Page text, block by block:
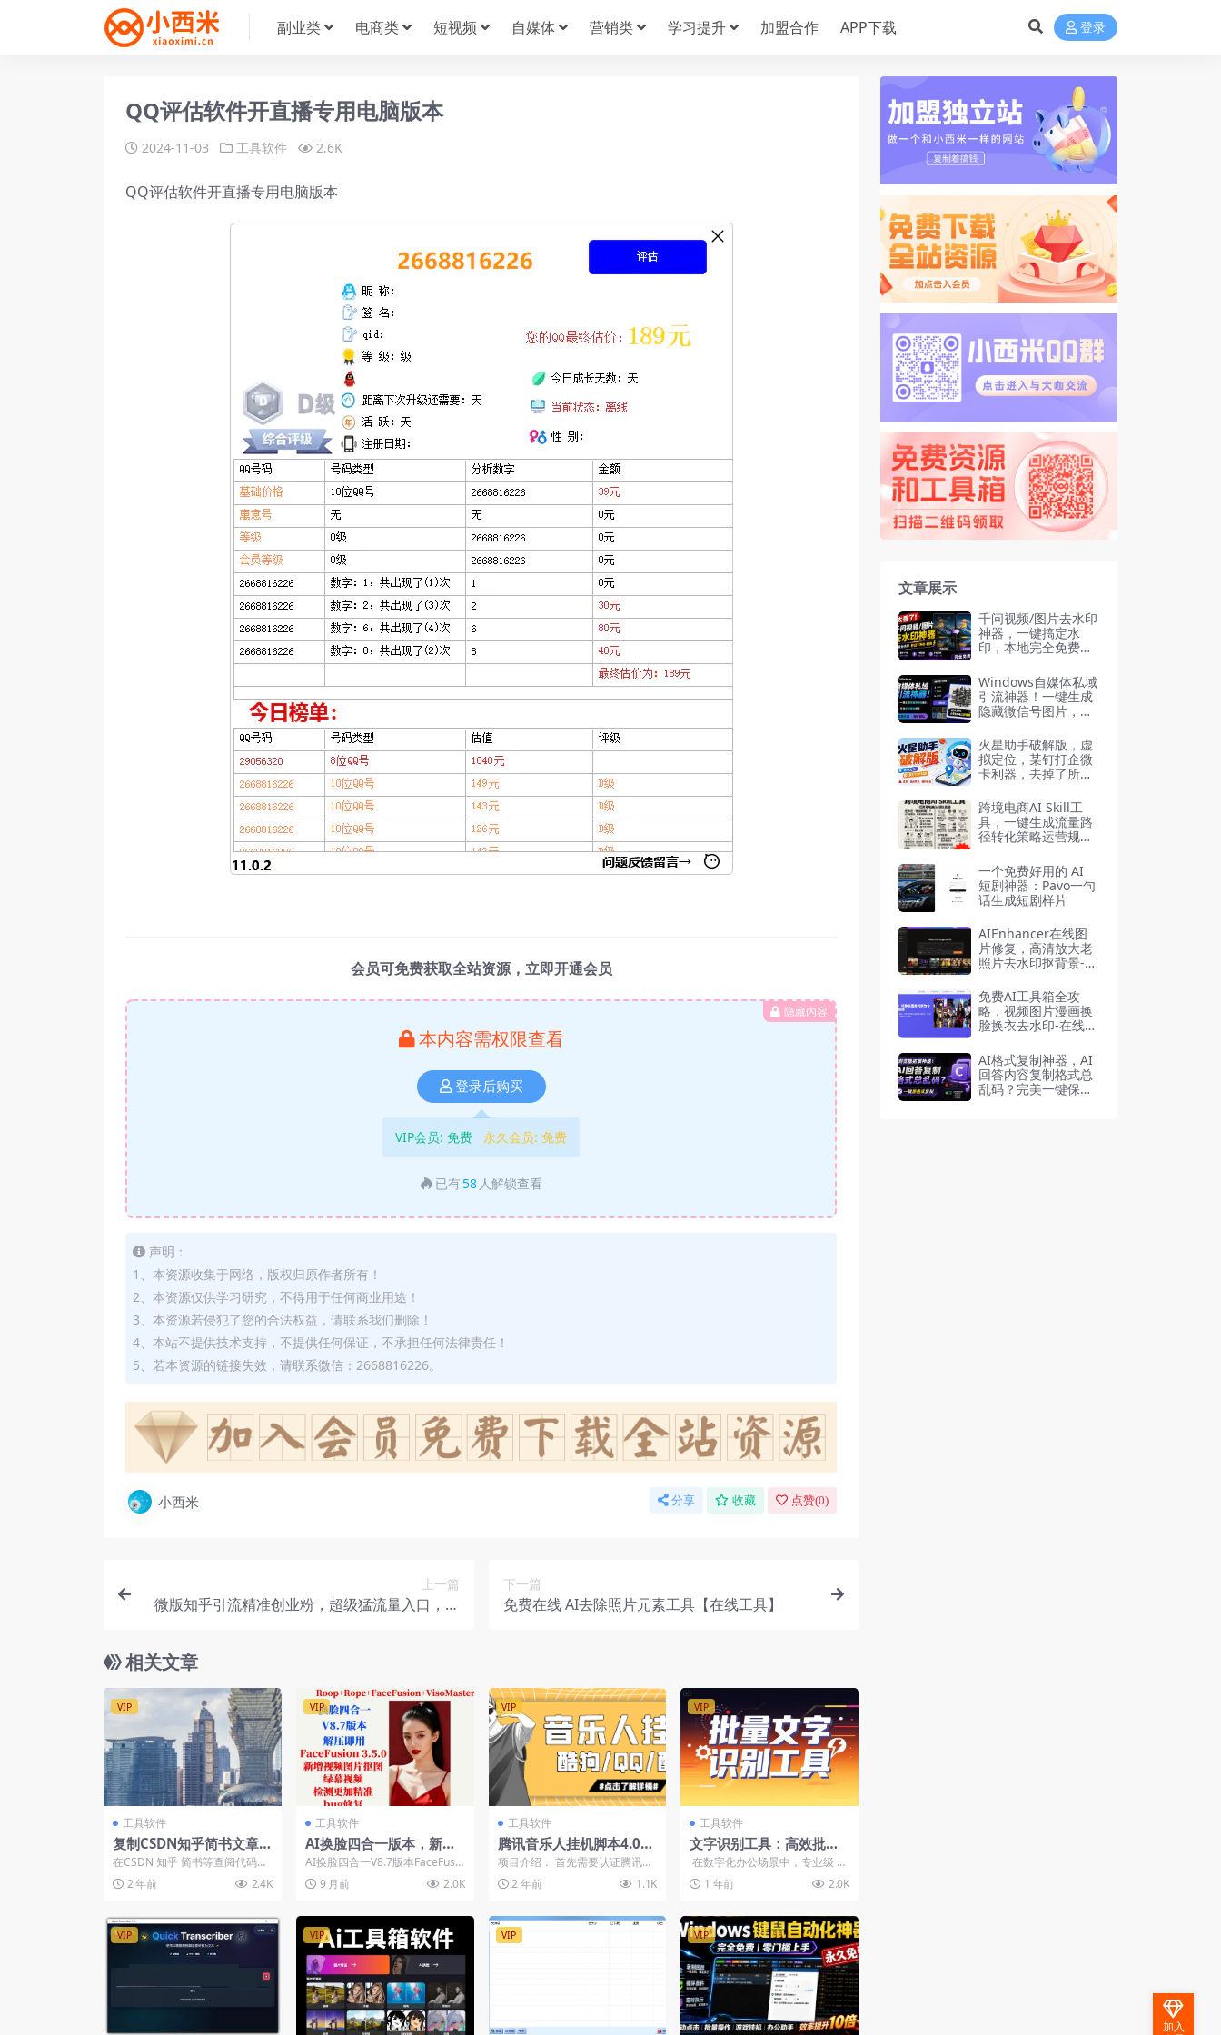
副业类 电商类 短视频 自媒体 营销类 学习提升 加盟合作 APP下载 登录
QQ评估软件开直播专用电脑版本
2024-11-03 工具软件 2.6K
QQ评估软件开直播专用电脑版本
会员可免费获取全站资源，立即开通会员
隐藏内容
本内容需权限查看
登录后购买
VIP会员: 免费 永久会员: 免费
已有 58 人解锁查看
声明：
1、本资源收集于网络，版权归原作者所有！
2、本资源仅供学习研究，不得用于任何商业用途！
3、本资源若侵犯了您的合法权益，请联系我们删除！
4、本站不提供技术支持，不提供任何保证，不承担任何法律责任！
5、若本资源的链接失效，请联系微信：2668816226。
小西米 分享 收藏 点赞(0)
上一篇
微版知乎引流精准创业粉，超级猛流量入口，日
下一篇
免费在线 AI去除照片元素工具【在线工具】
相关文章
VIP
工具软件
复制CSDN知乎简书文章
浏览器插件
在CSDN 知乎 简书等查阅代码和
遇到想复制的代码 文案 网址的时
候 经常会出现...
2 年前 2.4K
VIP
工具软件
AI换脸四合一版本，新增
抠图视频绿幕功能
AI换脸四合一V8.7版本FaceFusio
n 3.5 新增抠图视/频绿幕功能&...
9 月前 2.0K
VIP
工具软件
腾讯音乐人挂机脚本4.0
【安卓破解版】
项目介绍： 首先需要认证腾讯音
乐人，上传自己的歌曲，然后用
小号通过脚本去刷自己的...
2 年前 1.1K
VIP
工具软件
文字识别工具：高效批量
图片转文字
在数字化办公场景中，专业级 O
CR 工具正成为效率提升的关键。
Umi...1 年前 2.0K
VIP VIP VIP VIP
文章展示
千问视频/图片去水印
神器，一键搞定水
印，本地完全免费，
Windows自媒体私域
引流神器！一键生成
隐藏微信号图片，支
全免费 隐图工坊
火星助手破解版，虚
拟定位，某钉打企微
卡利器，去掉了所有
跨境电商AI Skill工
具，一键生成流量路
径转化策略运营规划
一个免费好用的 AI
短剧神器：Pavo一句
话生成短剧样片
AIEnhancer在线图
片修复，高清放大老
照片去水印抠背景-在
免费AI工具箱全攻
略，视频图片漫画换
脸换衣去水印-在线工
AI格式复制神器，AI
回答内容复制格式总
乱码？完美一键保留
加入